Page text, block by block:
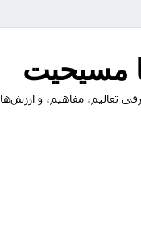
مسیحیت
تعالیم، مفاهیم، و